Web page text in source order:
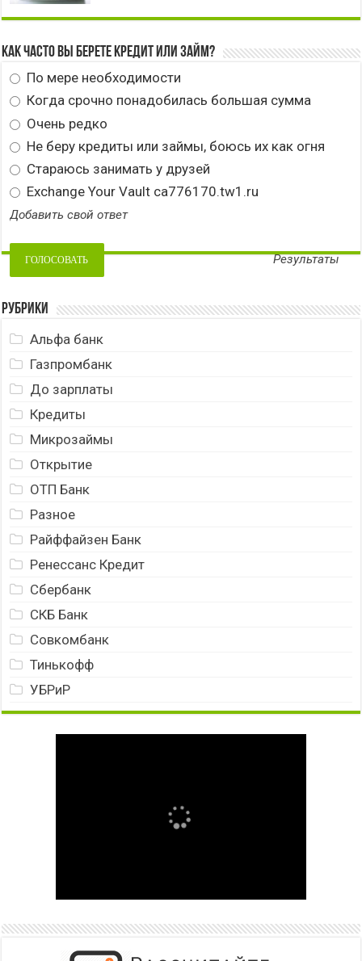
Как часто вы берете кредит или займ?
По мере необходимости
Когда срочно понадобилась большая сумма
Очень редко
Не беру кредиты или займы, боюсь их как огня
Стараюсь занимать у друзей
Exchange Your Vault ca776170.tw1.ru
Добавить свой ответ
Результаты
Рубрики
Альфа банк
Газпромбанк
До зарплаты
Кредиты
Микрозаймы
Открытие
ОТП Банк
Разное
Райффайзен Банк
Ренессанс Кредит
Сбербанк
СКБ Банк
Совкомбанк
Тинькофф
УБРиР